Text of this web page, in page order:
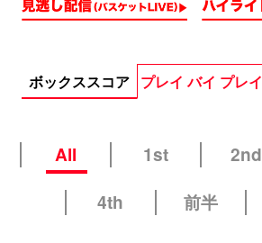
ボックススコア プレイ バイ プレイ
All 1st 2nd
4th
前半